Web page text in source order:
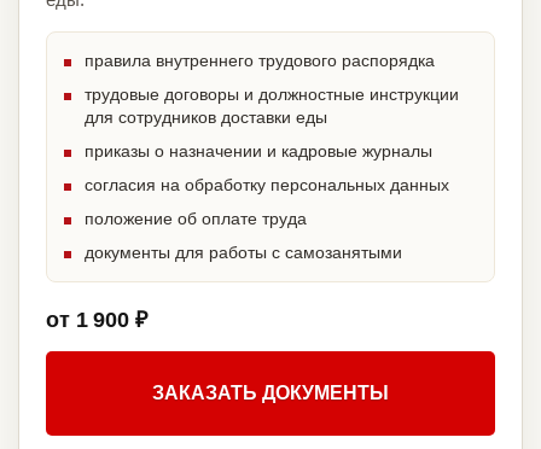
правила внутреннего трудового распорядка
трудовые договоры и должностные инструкции
для сотрудников доставки еды
приказы о назначении и кадровые журналы
согласия на обработку персональных данных
положение об оплате труда
документы для работы с самозанятыми
от 1 900 ₽
ЗАКАЗАТЬ ДОКУМЕНТЫ